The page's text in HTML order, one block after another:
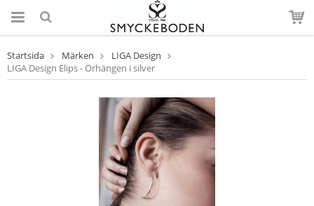
Startsida Märken
LIGA Design
LIGA Design Elips - Örhängen i silver